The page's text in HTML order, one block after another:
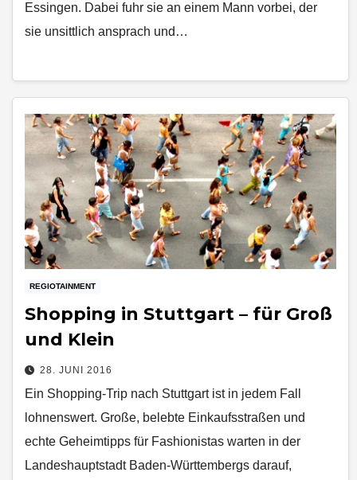
Essingen. Dabei fuhr sie an einem Mann vorbei, der
sie unsittlich ansprach und…
REGIOTAINMENT
Shopping in Stuttgart – für Groß
und Klein
28. JUNI 2016
Ein Shopping-Trip nach Stuttgart ist in jedem Fall
lohnenswert. Große, belebte Einkaufsstraßen und
echte Geheimtipps für Fashionistas warten in der
Landeshauptstadt Baden-Württembergs darauf,